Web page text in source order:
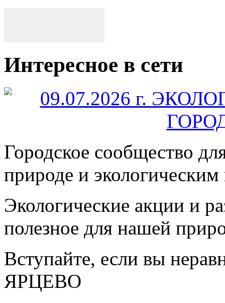
Интересное в сети
Городское сообщество
природе и
Экологические акции и
полезное для нашей
Вступайте, если вы
ЯРЦЕВО